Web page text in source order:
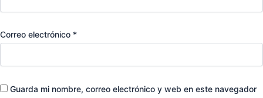
Correo electrónico *
Guarda mi nombre, correo electrónico y web en este navegador